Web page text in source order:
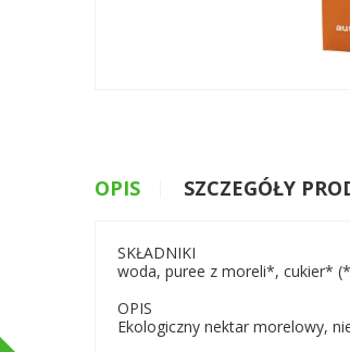
OPIS SZCZEGÓŁY
SKŁADNIKI
woda, puree z moreli*, cukier*
OPIS
Ekologiczny nektar morelowy,